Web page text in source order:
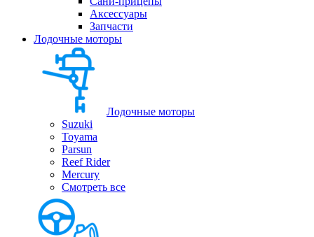
Аксессуары
Запчасти
Лодочные моторы
Лодочные моторы
Suzuki
Toyama
Parsun
Reef Rider
Mercury
Смотреть все